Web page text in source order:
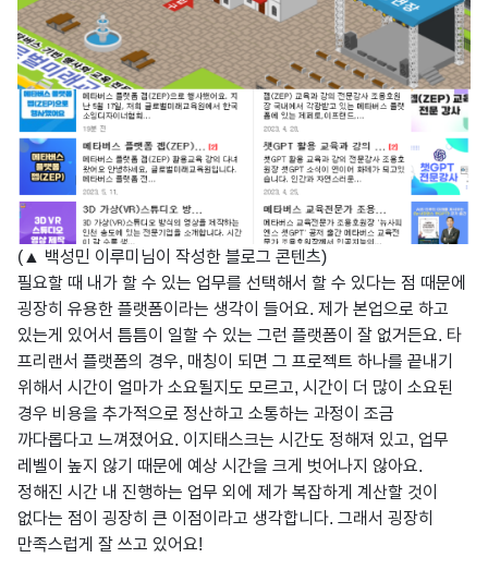
(▲ 백성민 이루미님이 작성한 블로그 콘텐츠)
필요할 때 내가 할 수 있는 업무를 선택해서 할 수 있다는 점 때문에
굉장히 유용한 플랫폼이라는 생각이 들어요. 제가 본업으로 하고
있는게 있어서 틈틈이 일할 수 있는 그런 플랫폼이 잘 없거든요. 타
프리랜서 플랫폼의 경우, 매칭이 되면 그 프로젝트 하나를 끝내기
위해서 시간이 얼마가 소요될지도 모르고, 시간이 더 많이 소요된
경우 비용을 추가적으로 정산하고 소통하는 과정이 조금
까다롭다고 느껴졌어요. 이지태스크는 시간도 정해져 있고, 업무
레벨이 높지 않기 때문에 예상 시간을 크게 벗어나지 않아요.
정해진 시간 내 진행하는 업무 외에 제가 복잡하게 계산할 것이
없다는 점이 굉장히 큰 이점이라고 생각합니다. 그래서 굉장히
만족스럽게 잘 쓰고 있어요!